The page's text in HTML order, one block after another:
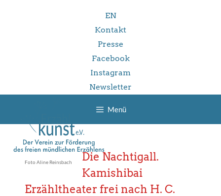
EN
Kontakt
Presse
Facebook
Instagram
Newsletter
Menü
Foto Aline Reinsbach
Die Nachtigall.
Kamishibai
Erzähltheater frei nach H. C.